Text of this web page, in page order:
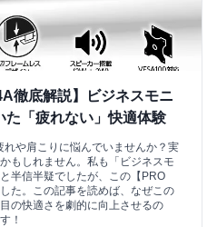
徹底解説】ビジネスモニ
た「疲れない」快適体験
や肩こりに悩んでいませんか？実
もしれません。私も「ビジネスモ
半信半疑でしたが、この【PRO
た。この記事を読めば、なぜこの
の快適さを劇的に向上させるの
！